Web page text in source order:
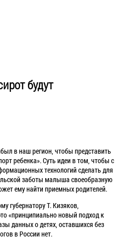
будут
в наш регион, чтобы представить
ребенка». Суть идеи в том, чтобы с
технологий сделать для
заботы малыша своеобразную
ему найти приемных родителей.
губернатору Т. Кизяков,
«принципиально новый подход к
данных о детях, оставшихся без
в России нет.